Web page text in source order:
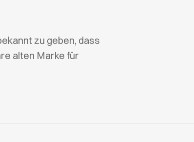
zu geben, dass
alten Marke für